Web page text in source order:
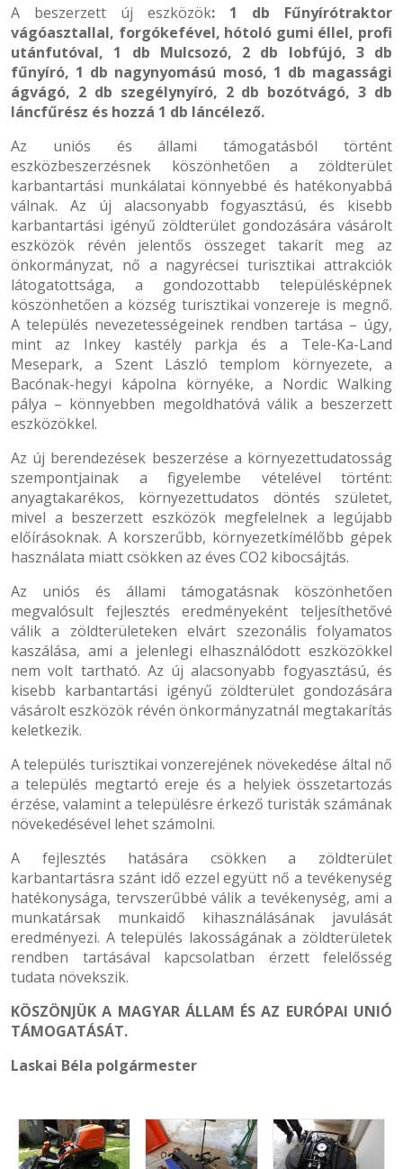
A beszerzett új eszközök: 1 db Fűnyírótraktor
vágóasztallal, forgókefével, hótoló gumi éllel, profi
utánfutóval, 1 db Mulcsozó, 2 db lobfújó, 3 db
fűnyíró, 1 db nagynyomású mosó, 1 db magassági
ágvágó, 2 db szegélynyíró, 2 db bozótvágó, 3 db
láncfűrész és hozzá 1 db láncélező.
Az uniós és állami támogatásból történt
eszközbeszerzésnek köszönhetően a zöldterület
karbantartási munkálatai könnyebbé és hatékonyabbá
válnak. Az új alacsonyabb fogyasztású, és kisebb
karbantartási igényű zöldterület gondozására vásárolt
eszközök révén jelentős összeget takarít meg az
önkormányzat, nő a nagyrécsei turisztikai attrakciók
látogatottsága, a gondozottabb településképnek
köszönhetően a község turisztikai vonzereje is megnő.
A település nevezetességeinek rendben tartása – úgy,
mint az Inkey kastély parkja és a Tele-Ka-Land
Mesepark, a Szent László templom környezete, a
Bacónak-hegyi kápolna környéke, a Nordic Walking
pálya – könnyebben megoldhatóvá válik a beszerzett
eszközökkel.
Az új berendezések beszerzése a környezettudatosság
szempontjainak a figyelembe vételével történt:
anyagtakarékos, környezettudatos döntés születet,
mivel a beszerzett eszközök megfelelnek a legújabb
előírásoknak. A korszerűbb, környezetkímélőbb gépek
használata miatt csökken az éves CO2 kibocsájtás.
Az uniós és állami támogatásnak köszönhetően
megvalósult fejlesztés eredményeként teljesíthetővé
válik a zöldterületeken elvárt szezonális folyamatos
kaszálása, ami a jelenlegi elhasználódott eszközökkel
nem volt tartható. Az új alacsonyabb fogyasztású, és
kisebb karbantartási igényű zöldterület gondozására
vásárolt eszközök révén önkormányzatnál megtakarítás
keletkezik.
A település turisztikai vonzerejének növekedése által nő
a település megtartó ereje és a helyiek összetartozás
érzése, valamint a településre érkező turisták számának
növekedésével lehet számolni.
A fejlesztés hatására csökken a zöldterület
karbantartásra szánt idő ezzel együtt nő a tevékenység
hatékonysága, tervszerűbbé válik a tevékenység, ami a
munkatársak munkaidő kihasználásának javulását
eredményezi. A település lakosságának a zöldterületek
rendben tartásával kapcsolatban érzett felelősség
tudata növekszik.
KÖSZÖNJÜK A MAGYAR ÁLLAM ÉS AZ EURÓPAI UNIÓ
TÁMOGATÁSÁT.
Laskai Béla polgármester